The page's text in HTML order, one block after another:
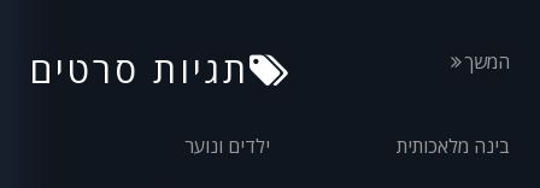
תגיות סרטים המשך
בינה מלאכותית ילדים ונוער